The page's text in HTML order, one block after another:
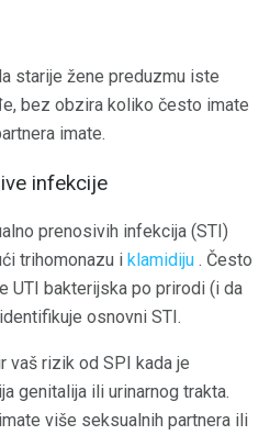
starije žene preduzmu iste
bez obzira koliko često imate
imate.
infekcije
prenosivih infekcija (STI)
trihomonazu i klamidiju . Često
UTI bakterijska po prirodi (i da
osnovni STI.
vaš rizik od SPI kada je
genitalija ili urinarnog trakta.
više seksualnih partnera ili